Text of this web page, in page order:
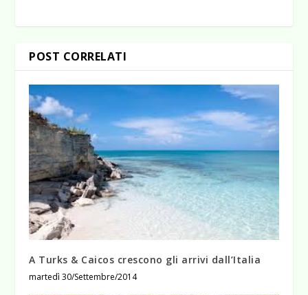
POST CORRELATI
A Turks & Caicos crescono gli arrivi dall’Italia
martedì 30/Settembre/2014